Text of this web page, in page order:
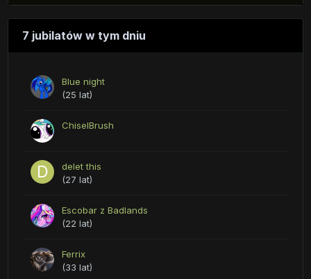
7 jubilatów w tym dniu
Blue night
(25 lat)
ChiselBrush
delet this
(27 lat)
Escobar z Badlands
(22 lat)
Ferrix
(33 lat)